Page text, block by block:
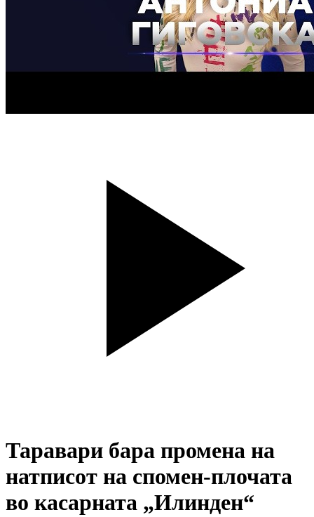
Таравари бара промена на
натписот на спомен-плочата
во касарната „Илинден“